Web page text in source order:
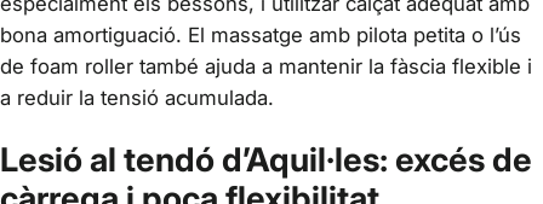
bona amortiguació. El massatge amb pilota petita o l’ús
de foam roller també ajuda a mantenir la fàscia flexible i
a reduir la tensió acumulada.
Lesió al tendó d’Aquil·les: excés de